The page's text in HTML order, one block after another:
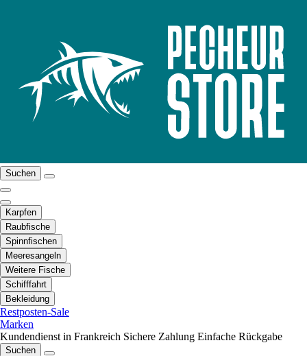
Suchen
Karpfen
Raubfische
Spinnfischen
Meeresangeln
Weitere Fische
Schifffahrt
Bekleidung
Restposten-Sale
Marken
Kundendienst in Frankreich Sichere Zahlung Einfache Rückgabe
Suchen